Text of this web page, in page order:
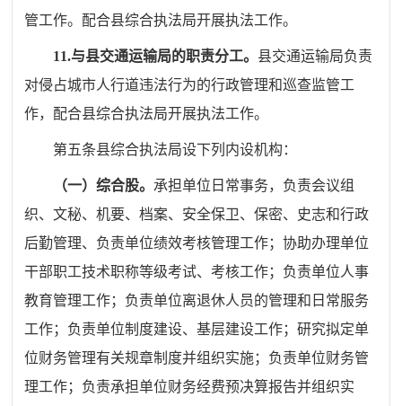
管工作。配合县综合执法局开展执法工作。
11.与县交通运输局的职责分工。 县交通运输局负责
对侵占城市人行道违法行为的行政管理和巡查监管工
作， 配合县综合执法局开展执法工作。
第五条县综合执法局设下列内设机构：
（一）综合股。 承担单位日常事务，负责会议组
织、文秘、机要、档案、安全保卫、保密、史志和行政
后勤管理、负责单位绩效考核管理工作；协助办理单位
干部职工技术职称等级考试、考核工作；负责单位人事
教育管理工作；负责单位离退休人员的管理和日常服务
工作；负责单位制度建设、基层建设工作；研究拟定单
位财务管理有关规章制度并组织实施；负责单位财务管
理工作；负责承担单位财务经费预决算报告并组织实